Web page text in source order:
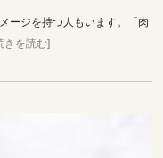
ージを持つ人もいます。「肉
を読む]